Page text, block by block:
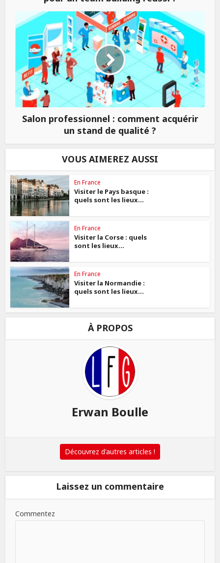
Salon professionnel : comment acquérir
un stand de qualité ?
VOUS AIMEREZ AUSSI
En France
Visiter le Pays basque :
quels sont les lieux...
En France
Visiter la Corse : quels
sont les lieux...
En France
Visiter la Normandie :
quels sont les lieux...
À PROPOS
Erwan Boulle
Découvrez d'autres articles !
Laissez un commentaire
Commentez